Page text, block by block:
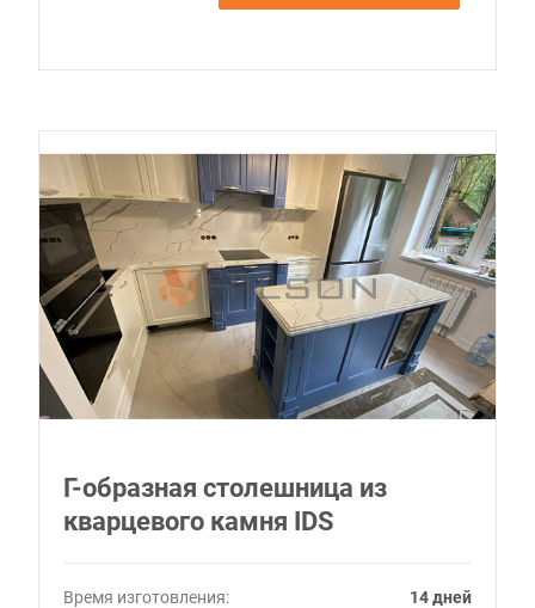
Г-образная столешница из
кварцевого камня IDS
Время изготовления:
14 дней